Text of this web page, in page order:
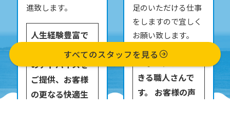
進致します。
人生経験豊富で
様々な角度から
のアドバイスを
ご提供、お客様
の更なる快適生
足のいただける仕事
をしますので宜しく
お願い致します。
丁寧な仕事がで
きる職人さんで
す。 お客様の声
すべてのスタッフを見る